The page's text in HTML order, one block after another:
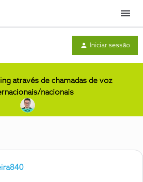
Menu
Iniciar sessão
através de chamadas de voz
nacionais